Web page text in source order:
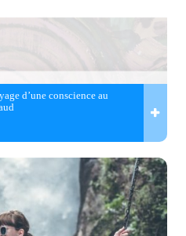
d’une conscience au